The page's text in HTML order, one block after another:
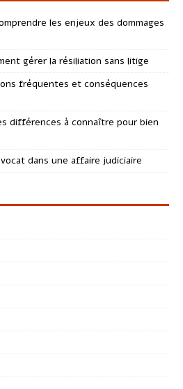
les enjeux des dommages
gérer la résiliation sans litige
fréquentes et conséquences
différences à connaître pour bien
dans une affaire judiciaire